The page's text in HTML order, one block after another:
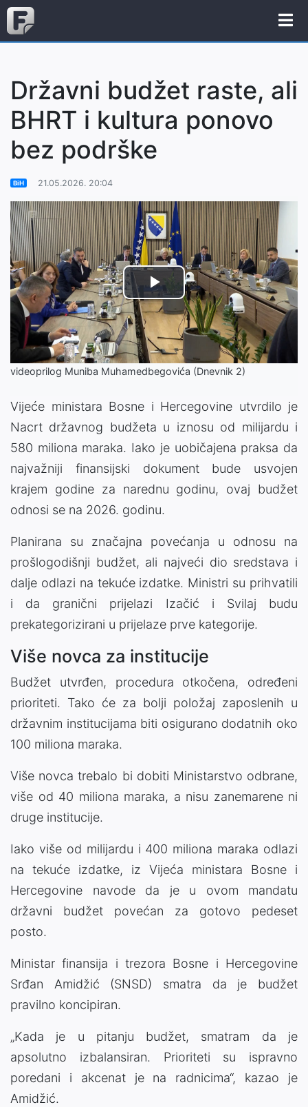
Državni budžet raste, ali
BHRT i kultura ponovo
bez podrške
BiH 21.05.2026. 20:04
Play
Video
videoprilog Muniba Muhamedbegovića (Dnevnik 2)
Vijeće ministara Bosne i Hercegovine utvrdilo je
Nacrt državnog budžeta u iznosu od milijardu i
580 miliona maraka. Iako je uobičajena praksa da
najvažniji finansijski dokument bude usvojen
krajem godine za narednu godinu, ovaj budžet
odnosi se na 2026. godinu.
Planirana su značajna povećanja u odnosu na
prošlogodišnji budžet, ali najveći dio sredstava i
dalje odlazi na tekuće izdatke. Ministri su prihvatili
i da granični prijelazi Izačić i Svilaj budu
prekategorizirani u prijelaze prve kategorije.
Više novca za institucije
Budžet utvrđen, procedura otkočena, određeni
prioriteti. Tako će za bolji položaj zaposlenih u
državnim institucijama biti osigurano dodatnih oko
100 miliona maraka.
Više novca trebalo bi dobiti Ministarstvo odbrane,
više od 40 miliona maraka, a nisu zanemarene ni
druge institucije.
Iako više od milijardu i 400 miliona maraka odlazi
na tekuće izdatke, iz Vijeća ministara Bosne i
Hercegovine navode da je u ovom mandatu
državni budžet povećan za gotovo pedeset
posto.
Ministar finansija i trezora Bosne i Hercegovine
Srđan Amidžić (SNSD) smatra da je budžet
pravilno koncipiran.
„Kada je u pitanju budžet, smatram da je
apsolutno izbalansiran. Prioriteti su ispravno
poredani i akcenat je na radnicima“, kazao je
Amidžić.